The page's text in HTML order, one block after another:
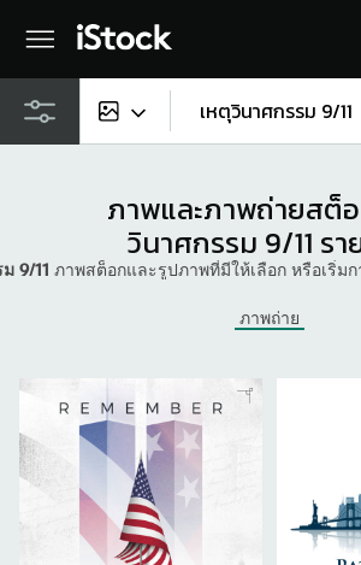
ภาพ
ภาพถ่าย
ภาพประกอบ
วิดีโอ
ภาพและภาพถ่ายสต็
วินาศกรรม 9/11 รา
9/11 ภาพสต็อกและรูปภาพที่มีให้เลือก หรือเริ่ม
ภาพถ่าย